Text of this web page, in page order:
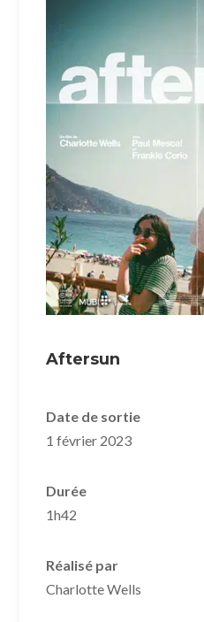
Aftersun
Date de sortie
1 février 2023
Durée
1h42
Réalisé par
Charlotte Wells